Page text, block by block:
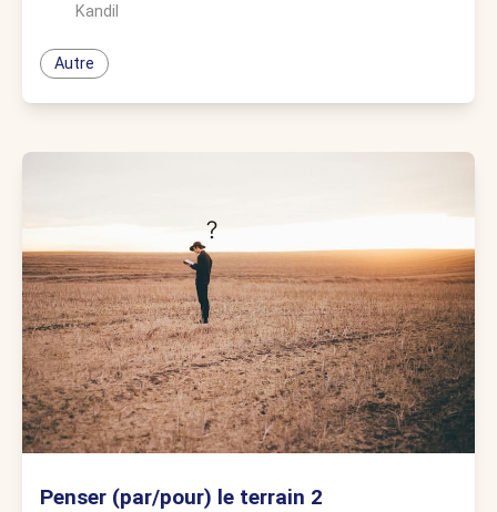
Kandil
Autre
Penser (par/pour) le terrain 2